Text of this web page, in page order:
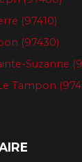
(97410)
(97430)
Suzanne
Tampon